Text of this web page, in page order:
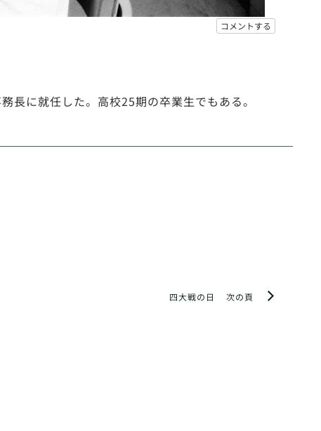
コメントする
長に就任した。高校25期の卒業生でもある。
次の頁
四大戦の日